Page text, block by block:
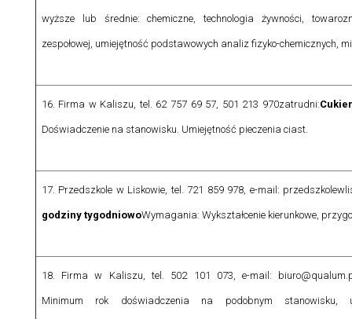
wyższe lub średnie: chemiczne, technologia żywności,
zespołowej, umiejętność podstawowych analiz fizyko-chemicznych,
16. Firma w Kaliszu, tel. 62 757 69 57, 501 213 970zatrudni:
Doświadczenie na stanowisku. Umiejętność pieczenia ciast.
17. Przedszkole w Liskowie, tel. 721 859 978, e-mail:
godziny tygodniowoWymagania: Wykształcenie kierunkowe,
18. Firma w Kaliszu, tel. 502 101 073, e-mail:
Minimum rok doświadczenia na podobnym stanowisku,